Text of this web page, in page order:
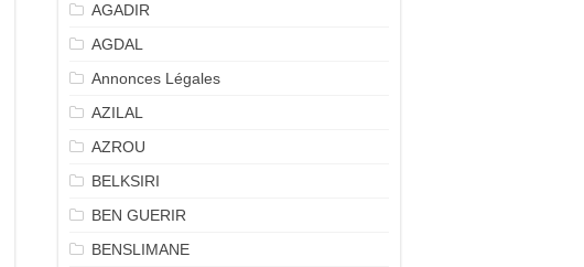
AGADIR
AGDAL
Annonces Légales
AZILAL
AZROU
BELKSIRI
BEN GUERIR
BENSLIMANE